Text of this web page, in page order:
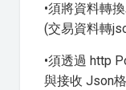
•須將資料轉
(交易資料轉
•須透過 http
與接收 Json